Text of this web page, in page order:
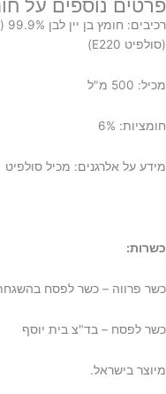
פרטים נוספים על
(סולפיט E220)
מכיל: 500 מ"ל
חומציות: 6%
מידע על אלרגנים: מכיל סולפיט
כשרות:
כשר פרווה – כשר לפסח בהשגחת
כשר לפסח – בד"צ בית יוסף
מיוצר בישראל.